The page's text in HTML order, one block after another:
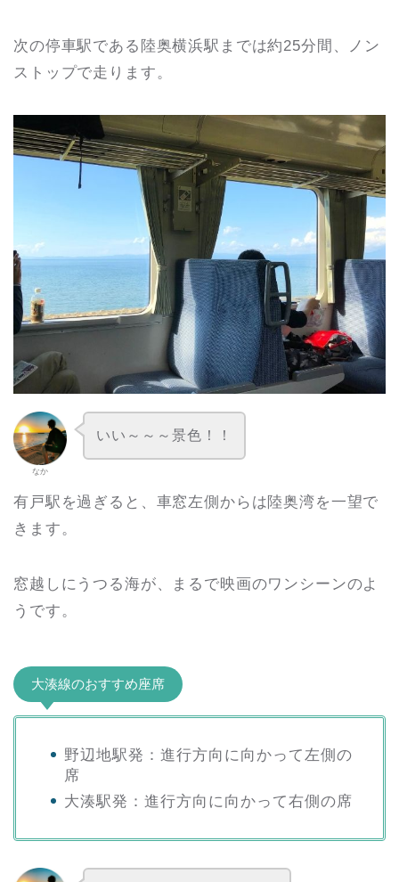
次の停車駅である陸奥横浜駅までは約25分間、ノン
ストップで走ります。
なか
いい～～～景色！！
有戸駅を過ぎると、車窓左側からは陸奥湾を一望で
きます。
窓越しにうつる海が、まるで映画のワンシーンのよ
うです。
大湊線のおすすめ座席
野辺地駅発：進行方向に向かって左側の
席
大湊駅発：進行方向に向かって右側の席